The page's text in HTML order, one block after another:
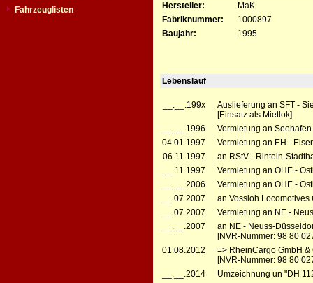
Fahrzeuglisten
Hersteller:
MaK
Fabriknummer:
1000897
Baujahr:
1995
Lebenslauf
__.__.199x
Auslieferung an SFT -
[Einsatz als Mietlok]
__.__.1996
Vermietung an
04.01.1997
Vermietung an EH -
06.11.1997
an RStV - Rinteln-
__.11.1997
Vermietung an OHE -
__.__.2006
Vermietung an OHE -
__.07.2007
an Vossloh
__.07.2007
Vermietung an NE -
__.__.2007
an NE - Neuss-
[NVR-Nummer: 98 80
01.08.2012
=> RheinCargo GmbH &
[NVR-Nummer: 98 80
__.__.2014
Umzeichnung un "DH